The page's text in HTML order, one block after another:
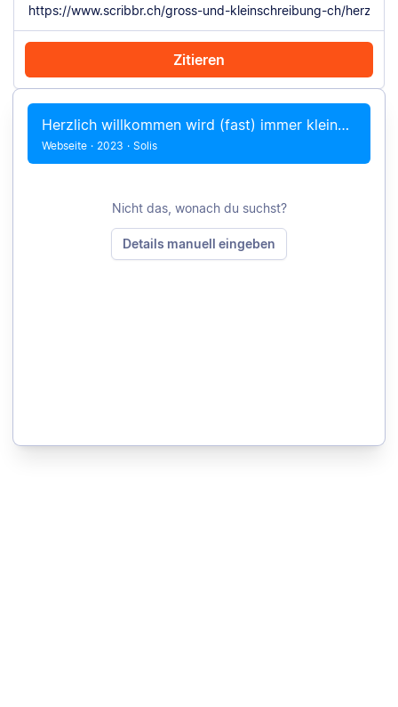
Zitieren
Mit Chrome zitieren Manuell zitieren
Herzlich willkommen wird (fast) immer kleingeschrieben
Webseite · 2023 · Solis
Nicht das, wonach du suchst?
Details manuell eingeben